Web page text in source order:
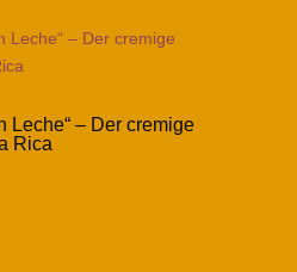
Leche“ – Der cremige
Rica